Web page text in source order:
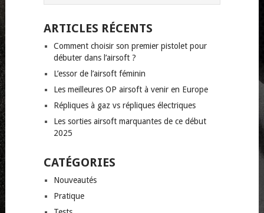
ARTICLES RÉCENTS
Comment choisir son premier pistolet pour
débuter dans l’airsoft ?
L’essor de l’airsoft féminin
Les meilleures OP airsoft à venir en Europe
Répliques à gaz vs répliques électriques
Les sorties airsoft marquantes de ce début
2025
CATÉGORIES
Nouveautés
Pratique